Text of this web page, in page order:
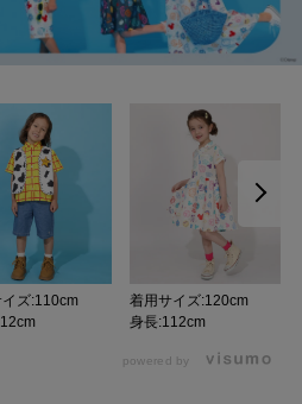
ズ:110cm
着用サイズ:120cm
身長:112cm
powered by